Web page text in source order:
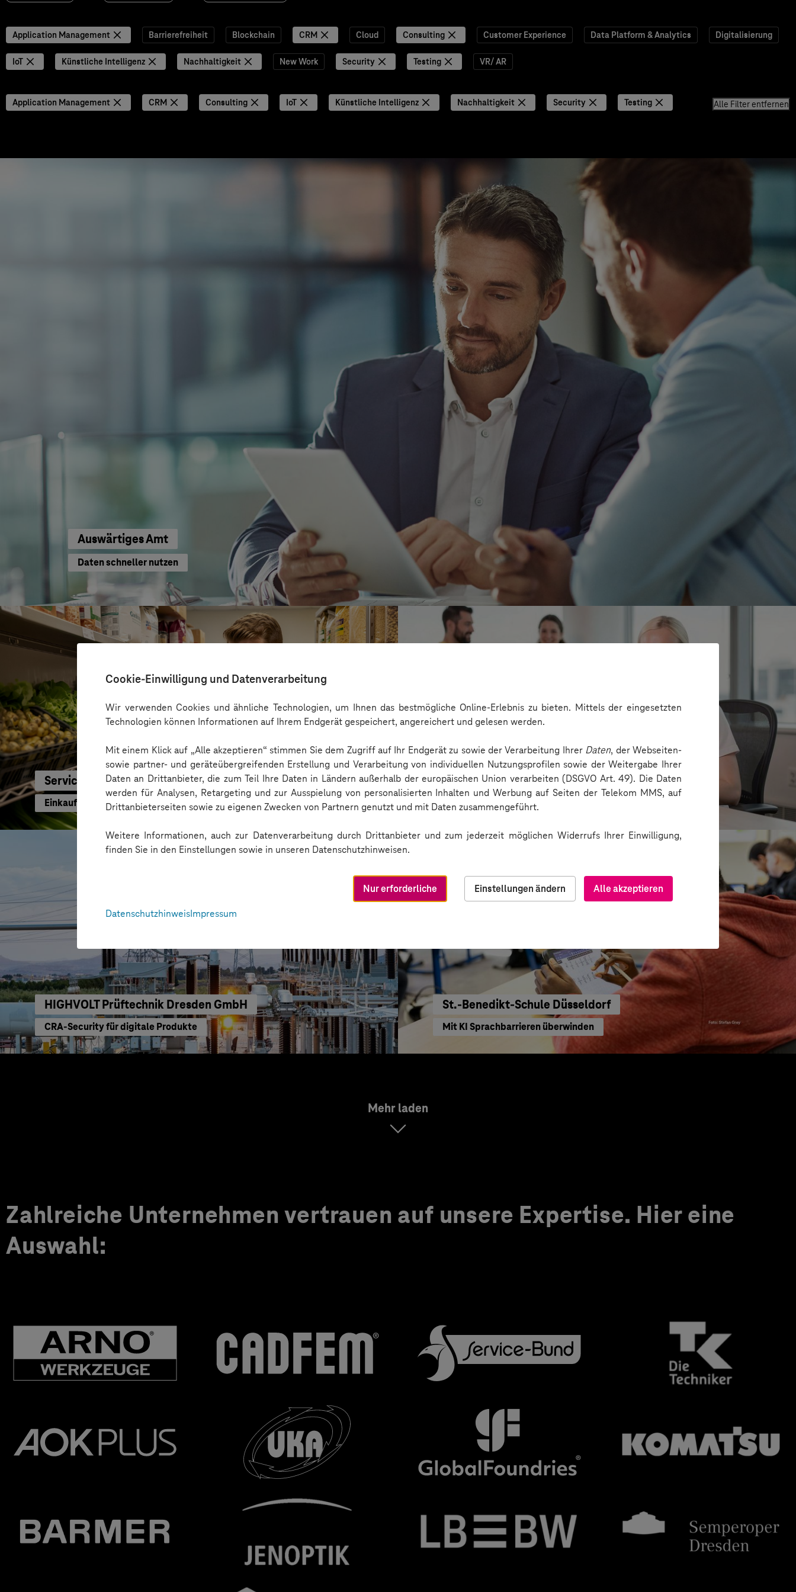
Cookie-Einwilligung und Datenverarbeitung
Wir verwenden Cookies und ähnliche Technologien, um Ihnen das bestmögliche Online-Erlebnis zu bieten. Mittels der eingesetzten
Technologien können Informationen auf Ihrem Endgerät gespeichert, angereichert und gelesen werden.
Mit einem Klick auf „Alle akzeptieren“ stimmen Sie dem Zugriff auf Ihr Endgerät zu sowie der Verarbeitung Ihrer Daten, der Webseiten-
sowie partner- und geräteübergreifenden Erstellung und Verarbeitung von individuellen Nutzungsprofilen sowie der Weitergabe Ihrer
Daten an Drittanbieter, die zum Teil Ihre Daten in Ländern außerhalb der europäischen Union verarbeiten (DSGVO Art. 49). Die Daten
werden für Analysen, Retargeting und zur Ausspielung von personalisierten Inhalten und Werbung auf Seiten der Telekom MMS, auf
Drittanbieterseiten sowie zu eigenen Zwecken von Partnern genutzt und mit Daten zusammengeführt.
Weitere Informationen, auch zur Datenverarbeitung durch Drittanbieter und zum jederzeit möglichen Widerrufs Ihrer Einwilligung,
finden Sie in den Einstellungen sowie in unseren Datenschutzhinweisen.
Alle akzeptieren
Nur erforderliche
Einstellungen ändern
DatenschutzhinweisImpressum
Application Management Barrierefreiheit Blockchain CRM Cloud Consulting Customer Experience Data Platform & Analytics Digitalisierung
IoT Künstliche Intelligenz Nachhaltigkeit New Work Security Testing VR/ AR
Application Management CRM Consulting IoT Künstliche Intelligenz Nachhaltigkeit Security Testing Alle Filter entfernen
Auswärtiges Amt
Daten schneller nutzen
Service-Bund
Einkaufen mit KI neu gedacht
Kreis Bergstraße
KI für moderne Verwaltung
HIGHVOLT Prüftechnik Dresden GmbH
CRA-Security für digitale Produkte
St.-Benedikt-Schule Düsseldorf
Mit KI Sprachbarrieren überwinden
Mehr laden
Zahlreiche Unternehmen vertrauen auf unsere Expertise. Hier eine
Auswahl: